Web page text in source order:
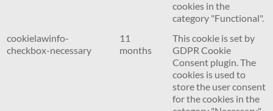
cookies in the
category "Functional".
cookielawinfo-
checkbox-necessary
11
months
This cookie is set by
GDPR Cookie
Consent plugin. The
cookies is used to
store the user consent
for the cookies in the